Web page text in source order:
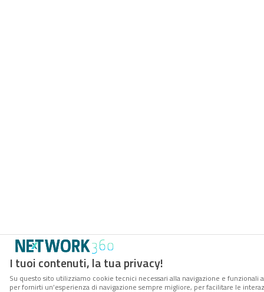
I tuoi contenuti, la tua privacy!
Su questo sito utilizziamo cookie tecnici necessari alla navigazione e funzionali
per fornirti un’esperienza di navigazione sempre migliore, per facilitare le